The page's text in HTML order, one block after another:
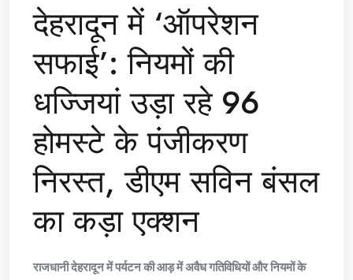
देहरादून में ‘ऑपरेशन
सफाई’: नियमों की
धज्जियां उड़ा रहे 96
होमस्टे के पंजीकरण
निरस्त, डीएम सविन बंसल
का कड़ा एक्शन
राजधानी देहरादून में पर्यटन की आड़ में अवैध गतिविधियों और नियमों के